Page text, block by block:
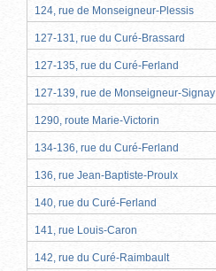
124, rue de Monseigneur-Plessis
127-131, rue du Curé-Brassard
127-135, rue du Curé-Ferland
127-139, rue de Monseigneur-Signay
1290, route Marie-Victorin
134-136, rue du Curé-Ferland
136, rue Jean-Baptiste-Proulx
140, rue du Curé-Ferland
141, rue Louis-Caron
142, rue du Curé-Raimbault